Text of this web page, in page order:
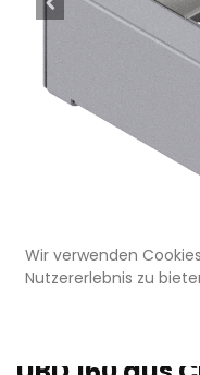
Wir verwenden
Nutzererlebnis zu